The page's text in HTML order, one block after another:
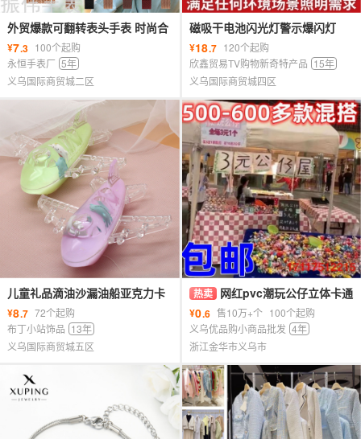
外贸爆款可翻转表头手表 时尚合
金Love英文字母休闲女士石英腕
表
¥7.3 100个起购
永恒手表厂 5年
义乌国际商贸城二区
磁吸干电池闪光灯警示爆闪灯
LTD-5088磁铁车载吸顶报警闪烁
信号灯
¥18.7 120个起购
欣鑫贸易TV购物新奇特产品 15年
义乌国际商贸城四区
儿童礼品滴油沙漏油船亚克力卡
通动物飞机桌面摆件笔筒办公室
礼品
¥8.7 72个起购
布丁小站饰品 13年
义乌国际商贸城五区
热卖 网红pvc潮玩公仔立体卡通
公仔软胶手办可爱饰品摆摊跑量
模式 公仔
¥0.6 售10万+个 100个起购
义乌优品购小商品批发 4年
浙江金华市义乌市